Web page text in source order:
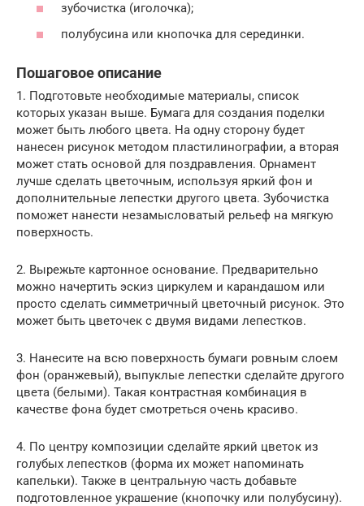
зубочистка (иголочка);
полубусина или кнопочка для серединки.
Пошаговое описание
1. Подготовьте необходимые материалы, список
которых указан выше. Бумага для создания поделки
может быть любого цвета. На одну сторону будет
нанесен рисунок методом пластилинографии, а вторая
может стать основой для поздравления. Орнамент
лучше сделать цветочным, используя яркий фон и
дополнительные лепестки другого цвета. Зубочистка
поможет нанести незамысловатый рельеф на мягкую
поверхность.
2. Вырежьте картонное основание. Предварительно
можно начертить эскиз циркулем и карандашом или
просто сделать симметричный цветочный рисунок. Это
может быть цветочек с двумя видами лепестков.
3. Нанесите на всю поверхность бумаги ровным слоем
фон (оранжевый), выпуклые лепестки сделайте другого
цвета (белыми). Такая контрастная комбинация в
качестве фона будет смотреться очень красиво.
4. По центру композиции сделайте яркий цветок из
голубых лепестков (форма их может напоминать
капельки). Также в центральную часть добавьте
подготовленное украшение (кнопочку или полубусину).